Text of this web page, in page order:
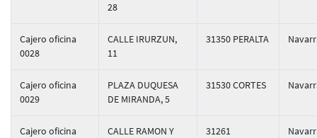
28
Cajero oficina
0028
CALLE IRURZUN,
11
31350 PERALTA
Cajero oficina
0029
PLAZA DUQUESA
DE MIRANDA, 5
31530 CORTES
Cajero oficina
CALLE RAMON Y
31261